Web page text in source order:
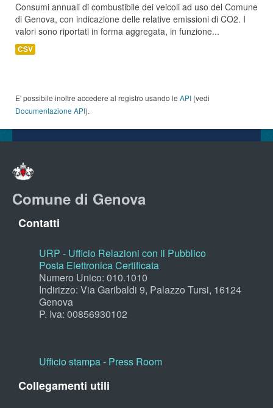
Consumi annuali di combustibile dei veicoli ad uso del Comune
di Genova, con indicazione delle relative emissioni di CO2. I
valori sono riportati in forma aggregata, in funzione...
CSV
E' possibile inoltre accedere al registro usando le API (vedi
Documentazione API).
Comune di Genova
Contatti
URP - Ufficio Relazioni con il Pubblico
Posta Elettronica Certificata
Numero Unico: 010.1010
Indirizzo: Via Garibaldi 9, Palazzo Tursi, 16124
Genova
P. Iva: 00856930102
Ufficio stampa - Press Room
Collegamenti utili